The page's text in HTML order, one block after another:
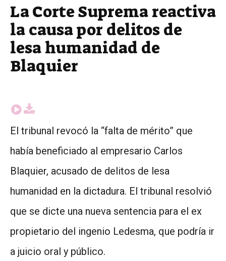
La Corte Suprema reactiva
la causa por delitos de
lesa humanidad de
Blaquier
El tribunal revocó la “falta de mérito” que
había beneficiado al empresario Carlos
Blaquier, acusado de delitos de lesa
humanidad en la dictadura. El tribunal resolvió
que se dicte una nueva sentencia para el ex
propietario del ingenio Ledesma, que podría ir
a juicio oral y público.